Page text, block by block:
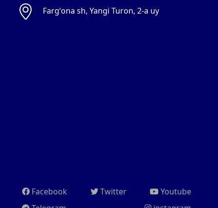
Fargʻona sh, Yangi Turon, 2-a uy
Facebook Twitter
Youtube